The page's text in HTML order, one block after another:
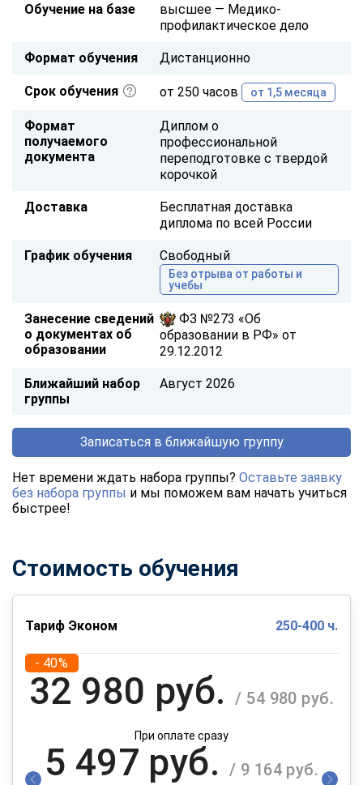
Обучение на базе
высшее — Медико-
профилактическое дело
Формат обучения Дистанционно
Срок обучения от 250 часов от 1,5 месяца
Формат
получаемого
документа
Диплом о
профессиональной
переподготовке с твердой
корочкой
Доставка
Бесплатная доставка
диплома по всей России
График обучения Свободный
Без отрыва от работы и
учебы
Занесение сведений
о документах об
образовании
ФЗ №273 «Об
образовании в РФ» от
29.12.2012
Ближайший набор
группы
Август 2026
Записаться в ближайшую группу
Нет времени ждать набора группы? Оставьте заявку
без набора группы и мы поможем вам начать учиться
быстрее!
Стоимость обучения
Тариф Эконом 250-400 ч.
- 40%
32 980 руб. / 54 980 руб.
При оплате сразу
5 497 руб. / 9 164 руб.